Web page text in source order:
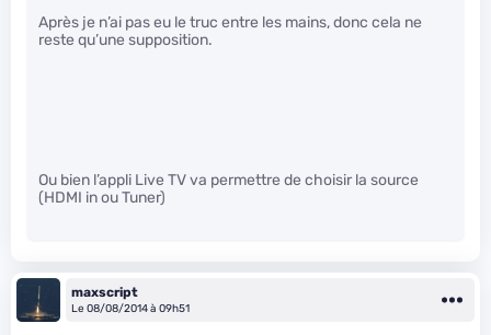
Après je n’ai pas eu le truc entre les mains, donc cela ne
reste qu’une supposition.
Ou bien l’appli Live TV va permettre de choisir la source
(HDMI in ou Tuner)
maxscript
Le 08/08/2014 à 09h51